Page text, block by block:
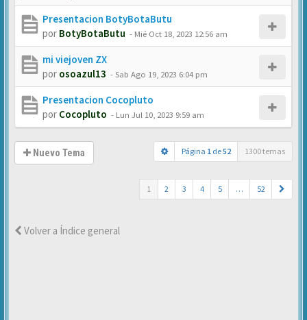
Presentacion BotyBotaButu
por BotyBotaButu - Mié Oct 18, 2023 12:56 am
mi viejoven ZX
por osoazul13 -Sab Ago 19, 2023 6:04 pm
Presentacion Cocopluto
por Cocopluto - Lun Jul 10, 2023 9:59 am
Nuevo Tema Página 1 de52 1300 temas
1 2 3 4 5 … 52
Volver a Índice general